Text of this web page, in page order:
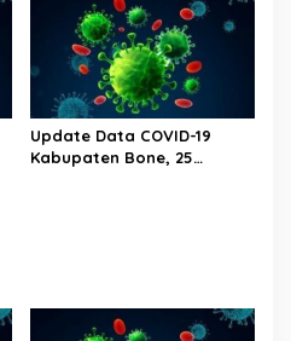
Update Data COVID-19
Kabupaten Bone, 25